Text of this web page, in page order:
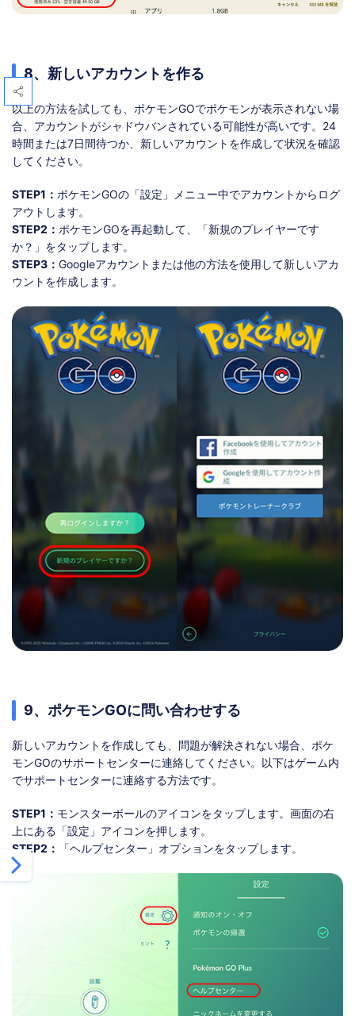
8、新しいアカウントを作る
以上の方法を試しても、ポケモンGOでポケモンが表示されない場
合、アカウントがシャドウバンされている可能性が高いです。24
時間または7日間待つか、新しいアカウントを作成して状況を確認
してください。
STEP1： ポケモンGOの「設定」メニュー中でアカウントからログ
アウトします。
STEP2： ポケモンGOを再起動して、「新規のプレイヤーです
か？」をタップします。
STEP3： Googleアカウントまたは他の方法を使用して新しいアカ
ウントを作成します。
9、ポケモンGOに問い合わせする
新しいアカウントを作成しても、問題が解決されない場合、ポケ
モンGOのサポートセンターに連絡してください。以下はゲーム内
でサポートセンターに連絡する方法です。
STEP1： モンスターボールのアイコンをタップします。画面の右
上にある「設定」アイコンを押します。
STEP2：
「ヘルプセンター」オプションをタップします。